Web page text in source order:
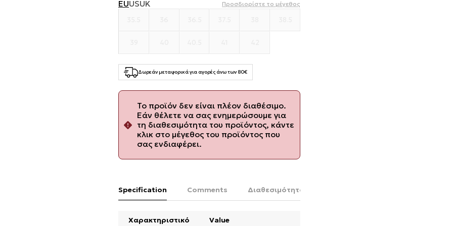
EUUSUK Προσδιορίστε το μέγεθος
Δωρεάν μεταφορικά για αγορές άνω των 80€
Το προϊόν δεν είναι πλέον διαθέσιμο.
Εάν θέλετε να σας ενημερώσουμε για
τη διαθεσιμότητα του προϊόντος, κάντε
κλικ στο μέγεθος του προϊόντος που
σας ενδιαφέρει.
Specification Comments Διαθεσιμότητα στο κατάστημα
Χαρακτηριστικό
Value